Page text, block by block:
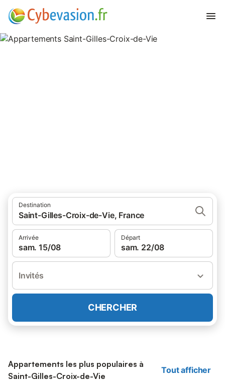
Destination
Saint-Gilles-Croix-de-Vie, France
Arrivée
sam. 15/08
Départ
sam. 22/08
Invités
CHERCHER
Appartements les plus populaires à
Saint-Gilles-Croix-de-Vie
Tout afficher